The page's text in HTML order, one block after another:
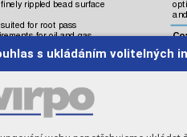
s ukládáním volitelných
nely rippled bead surface
suited for root pass
s for oil and gas
Typical
530 MPa
610 MPa